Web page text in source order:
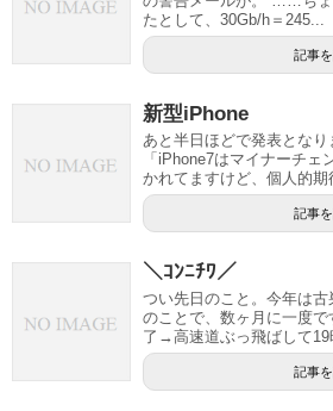
たとして、30Gb/h＝245...
記事
新型iPhone
あと半日ほどで発表となり
「iPhone7はマイナーチ
かれてますけど、個人的
記事
＼ｺﾝﾆﾁﾜ／
つい先日のこと。今年は
のことで、数ヶ月に一度
了→高速道ぶっ飛ばして
記事